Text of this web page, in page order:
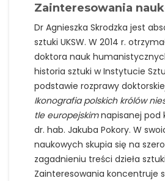
Zainteresowania
Dr Agnieszka Skrodzka jest
sztuki UKSW. W 2014 r.
doktora nauk
historia sztuki w Instytucie
podstawie rozprawy
Ikonografia polskich królów
tle europejskimnapisanej pod
dr. hab. Jakuba Pokory. W
naukowych skupia się na
zagadnieniu treści dzieła
Zainteresowania koncentruje